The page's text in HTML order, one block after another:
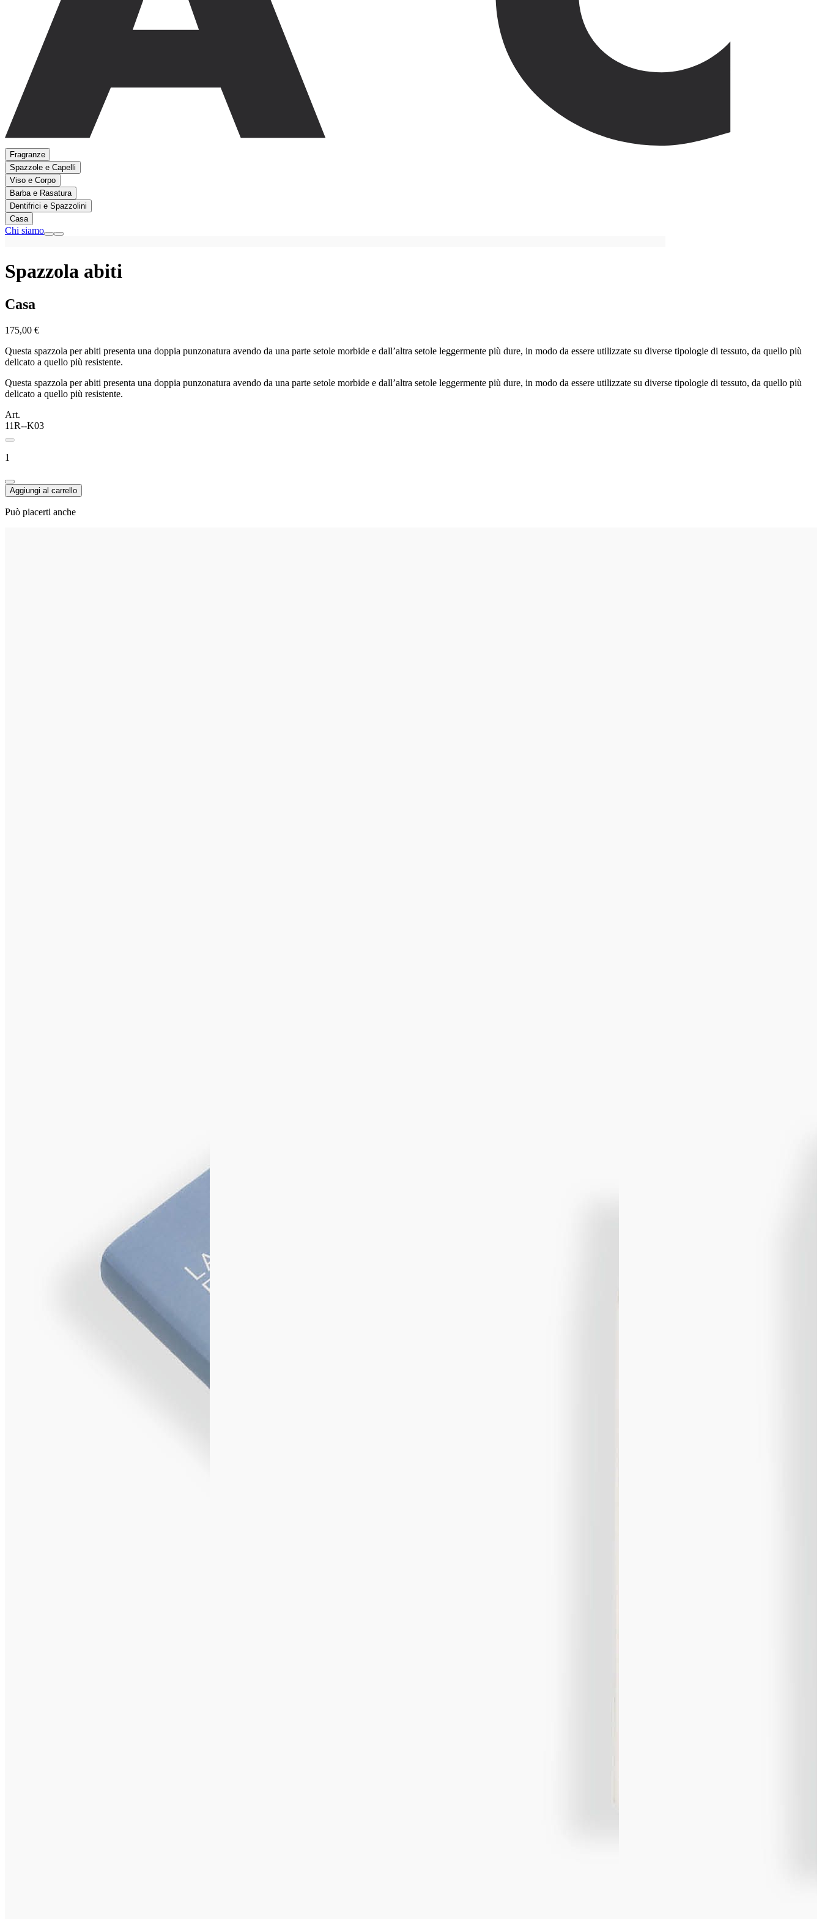
Fragranze
Spazzole e Capelli
Viso e Corpo
Barba e Rasatura
Dentifrici e Spazzolini
Casa
Chi siamo
Spazzola abiti
Casa
175,00 €
Questa spazzola per abiti presenta una doppia punzonatura avendo da una parte setole morbide e dall’altra setole leggermente più dure, in modo da essere utilizzate su diverse tipologie di tessuto, da quello più
delicato a quello più resistente.
Questa spazzola per abiti presenta una doppia punzonatura avendo da una parte setole morbide e dall’altra setole leggermente più dure, in modo da essere utilizzate su diverse tipologie di tessuto, da quello più
delicato a quello più resistente.
Art.
11R--K03
1
Aggiungi al carrello
Può piacerti anche